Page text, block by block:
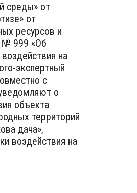
среды» от
от
ресурсов и
№ 999 «Об
на
экспертный
с
о
объекта
территорий
дача»,
воздействия на